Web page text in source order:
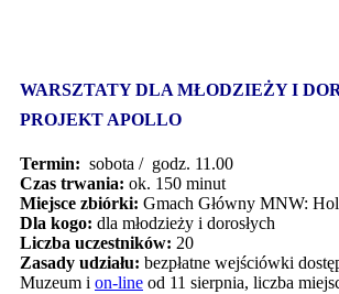
WARSZTATY DLA MŁODZIEŻY I
PROJEKT APOLLO
Termin: sobota / godz. 11.00
Czas trwania: ok. 150 minut
Miejsce zbiórki: Gmach Główny MNW:
Dla kogo: dla młodzieży i dorosłych
Liczba uczestników: 20
Zasady udziału: bezpłatne wejściówki
Muzeum i on-line od 11 sierpnia, liczba